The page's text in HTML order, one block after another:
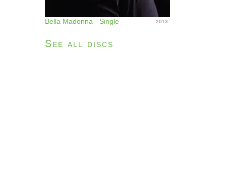
Bella Madonna - Single 2013
See all discs